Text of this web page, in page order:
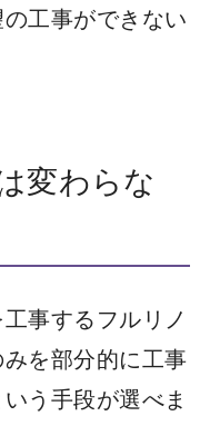
工事ができない
変わらな
事するフルリノ
を部分的に工事
う手段が選べま